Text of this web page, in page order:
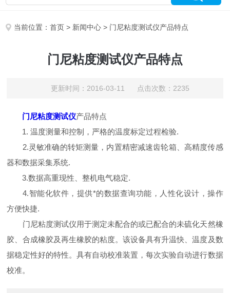
当前位置：首页 > 新闻中心 > 门尼粘度测试仪产品特点
门尼粘度测试仪产品特点
更新时间：2016-03-11 点击次数：2235
门尼粘度测试仪产品特点
1. 温度测量和控制，严格的温度标定过程检验.
2.灵敏准确的转矩测量，内置精密减速齿轮箱、高精度传感
器和数据采集系统.
3.数据高重现性、整机电气稳定.
4.智能化软件，提供*的数据查询功能，人性化设计，操作
方便快捷.
门尼粘度测试仪用于测定未配合的或已配合的未硫化天然橡
胶、合成橡胶及再生橡胶的粘度。该设备具有升温快、温度及数
据稳定性好的特性。具有自动校准装置，每次实验自动进行数据
校准。